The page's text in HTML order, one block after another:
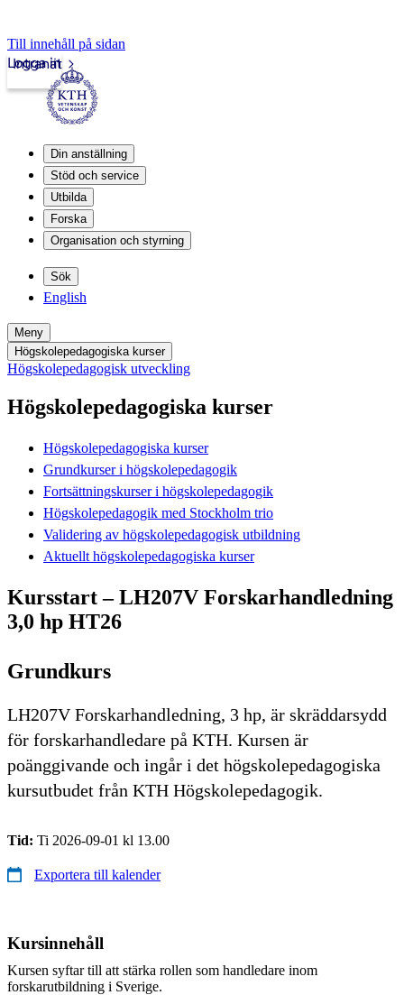
Till innehåll på sidan
Intranät
Logga in
Din anställning
Stöd och service
Utbilda
Forska
Organisation och styrning
Sök
English
Meny
Högskolepedagogiska kurser
Högskolepedagogisk utveckling
Högskolepedagogiska kurser
Högskolepedagogiska kurser
Grundkurser i högskolepedagogik
Fortsättningskurser i högskolepedagogik
Högskolepedagogik med Stockholm trio
Validering av högskolepedagogisk utbildning
Aktuellt högskolepedagogiska kurser
Kursstart – LH207V Forskarhandledning
3,0 hp HT26
Grundkurs
LH207V Forskarhandledning, 3 hp, är skräddarsydd
för forskarhandledare på KTH. Kursen är
poänggivande och ingår i det högskolepedagogiska
kursutbudet från KTH Högskolepedagogik.
Tid: Ti 2026-09-01 kl 13.00
Exportera till kalender
Kursinnehåll
Kursen syftar till att stärka rollen som handledare inom
forskarutbildning i Sverige.